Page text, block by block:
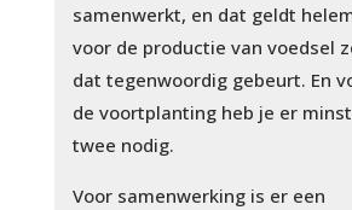
samenwerkt, en dat geldt
voor de productie van voedsel
dat tegenwoordig gebeurt. En
de voortplanting heb je er
twee nodig.
Voor samenwerking is er een